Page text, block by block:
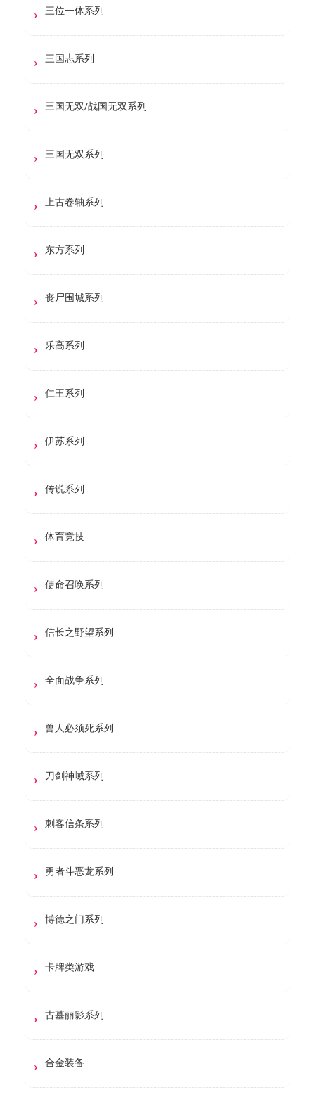
三位一体系列
三国志系列
三国无双/战国无双系列
三国无双系列
上古卷轴系列
东方系列
丧尸围城系列
乐高系列
仁王系列
伊苏系列
传说系列
体育竞技
使命召唤系列
信长之野望系列
全面战争系列
兽人必须死系列
刀剑神域系列
刺客信条系列
勇者斗恶龙系列
博德之门系列
卡牌类游戏
古墓丽影系列
合金装备